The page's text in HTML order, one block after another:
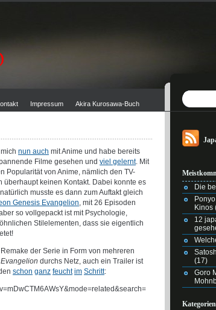
Impressum Akira Kurosawa-Buch
nun auch mit Anime und habe bereits
Filme gesehen und viel gelernt. Mit
Popularität von Anime, nämlich den TV-
keinen Kontakt. Dabei konnte es
musste es dann zum Auftakt gleich
Genesis Evangelion, mit 26 Episoden
so vollgepackt ist mit Psychologie,
Stilelementen, dass sie eigentlich
der Serie in Form von mehreren
durchs Netz, auch ein Trailer ist
schon ganz feucht im Schritt:
Die
Kinos
12
(17)
Goro
Kategorien